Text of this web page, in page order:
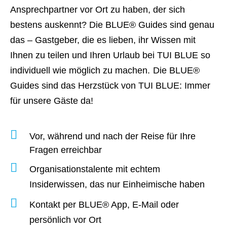
Ansprechpartner vor Ort zu haben, der sich
bestens auskennt? Die BLUE® Guides sind genau
das – Gastgeber, die es lieben, ihr Wissen mit
Ihnen zu teilen und Ihren Urlaub bei TUI BLUE so
individuell wie möglich zu machen. Die BLUE®
Guides sind das Herzstück von TUI BLUE: Immer
für unsere Gäste da!
Vor, während und nach der Reise für Ihre
Fragen erreichbar
Organisationstalente mit echtem
Insiderwissen, das nur Einheimische haben
Kontakt per BLUE® App, E-Mail oder
persönlich vor Ort